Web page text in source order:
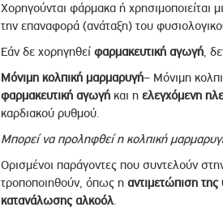
Χορηγούνται φάρμακα ή χρησιμοποιείται
την επαναφορά (ανάταξη) του
Εάν δε χορηγηθεί φαρμακευτική αγωγή,
Μόνιμη κολπική μαρμαρυγή– Μόνιμη
φαρμακευτική αγωγήκαι η ελεγχόμενη
καρδιακού ρυθμού.
Μπορεί να προληφθεί η κολπική
Ορισμένοι παράγοντες που συντελούν
τροποποιηθούν, όπως η αντιμετώπιση
κατανάλωσης αλκοόλ.